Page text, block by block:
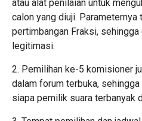
atau alat penilaian untuk
calon yang diuji. Parameternya
pertimbangan Fraksi,
legitimasi.
2. Pemilihan ke-5 komisioner
dalam forum terbuka,
siapa pemilik suara terbanyak